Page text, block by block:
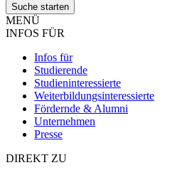
MENÜ
INFOS FÜR
Infos für
Studierende
Studieninteressierte
Weiterbildungsinteressierte
Fördernde & Alumni
Unternehmen
Presse
DIREKT ZU